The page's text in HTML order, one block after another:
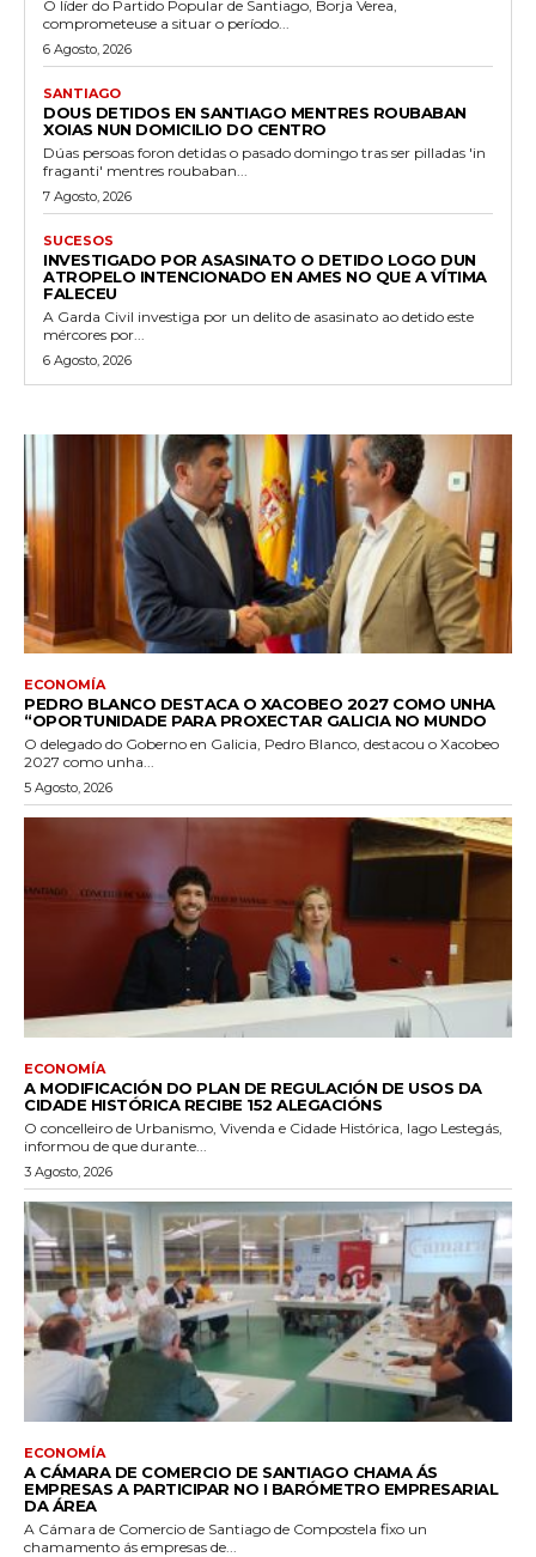
O líder do Partido Popular de Santiago, Borja Verea,
comprometeuse a situar o período...
6 Agosto, 2026
SANTIAGO
DOUS DETIDOS EN SANTIAGO MENTRES ROUBABAN
XOIAS NUN DOMICILIO DO CENTRO
Dúas persoas foron detidas o pasado domingo tras ser pilladas 'in
fraganti' mentres roubaban...
7 Agosto, 2026
SUCESOS
INVESTIGADO POR ASASINATO O DETIDO LOGO DUN
ATROPELO INTENCIONADO EN AMES NO QUE A VÍTIMA
FALECEU
A Garda Civil investiga por un delito de asasinato ao detido este
mércores por...
6 Agosto, 2026
ECONOMÍA
PEDRO BLANCO DESTACA O XACOBEO 2027 COMO UNHA
“OPORTUNIDADE PARA PROXECTAR GALICIA NO MUNDO
O delegado do Goberno en Galicia, Pedro Blanco, destacou o Xacobeo
2027 como unha...
5 Agosto, 2026
ECONOMÍA
A MODIFICACIÓN DO PLAN DE REGULACIÓN DE USOS DA
CIDADE HISTÓRICA RECIBE 152 ALEGACIÓNS
O concelleiro de Urbanismo, Vivenda e Cidade Histórica, Iago Lestegás,
informou de que durante...
3 Agosto, 2026
ECONOMÍA
A CÁMARA DE COMERCIO DE SANTIAGO CHAMA ÁS
EMPRESAS A PARTICIPAR NO I BARÓMETRO EMPRESARIAL
DA ÁREA
A Cámara de Comercio de Santiago de Compostela fixo un
chamamento ás empresas de...